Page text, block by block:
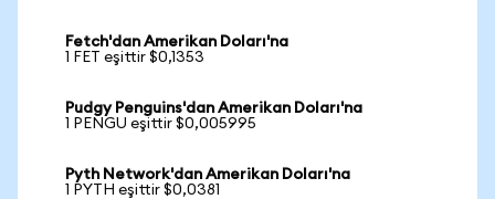
Fetch'dan Amerikan Doları'na
1 FET eşittir $0,1353
Pudgy Penguins'dan Amerikan Doları'na
1 PENGU eşittir $0,005995
Pyth Network'dan Amerikan Doları'na
1 PYTH eşittir $0,0381